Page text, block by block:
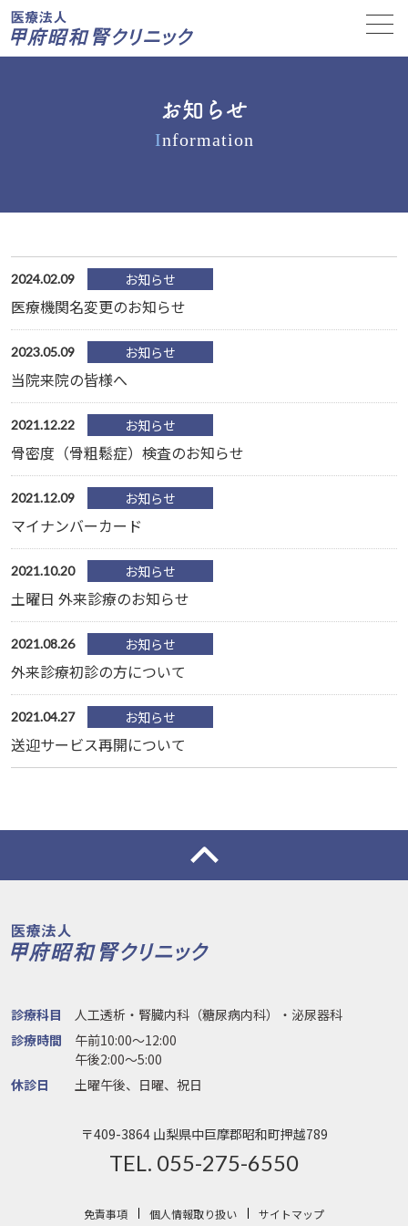
お知らせ
Information
2024.02.09 お知らせ
医療機関名変更のお知らせ
2023.05.09 お知らせ
当院来院の皆様へ
2021.12.22 お知らせ
骨密度（骨粗鬆症）検査のお知らせ
2021.12.09 お知らせ
マイナンバーカード
2021.10.20 お知らせ
土曜日 外来診療のお知らせ
2021.08.26 お知らせ
外来診療初診の方について
2021.04.27 お知らせ
送迎サービス再開について
診療科目
人工透析・腎臓内科（糖尿病内科）・泌尿器科
診療時間
午前10:00〜12:00
午後2:00〜5:00
休診日
土曜午後、日曜、祝日
〒409-3864 山梨県中巨摩郡昭和町押越789
TEL. 055-275-6550
免責事項 個人情報取り扱い サイトマップ